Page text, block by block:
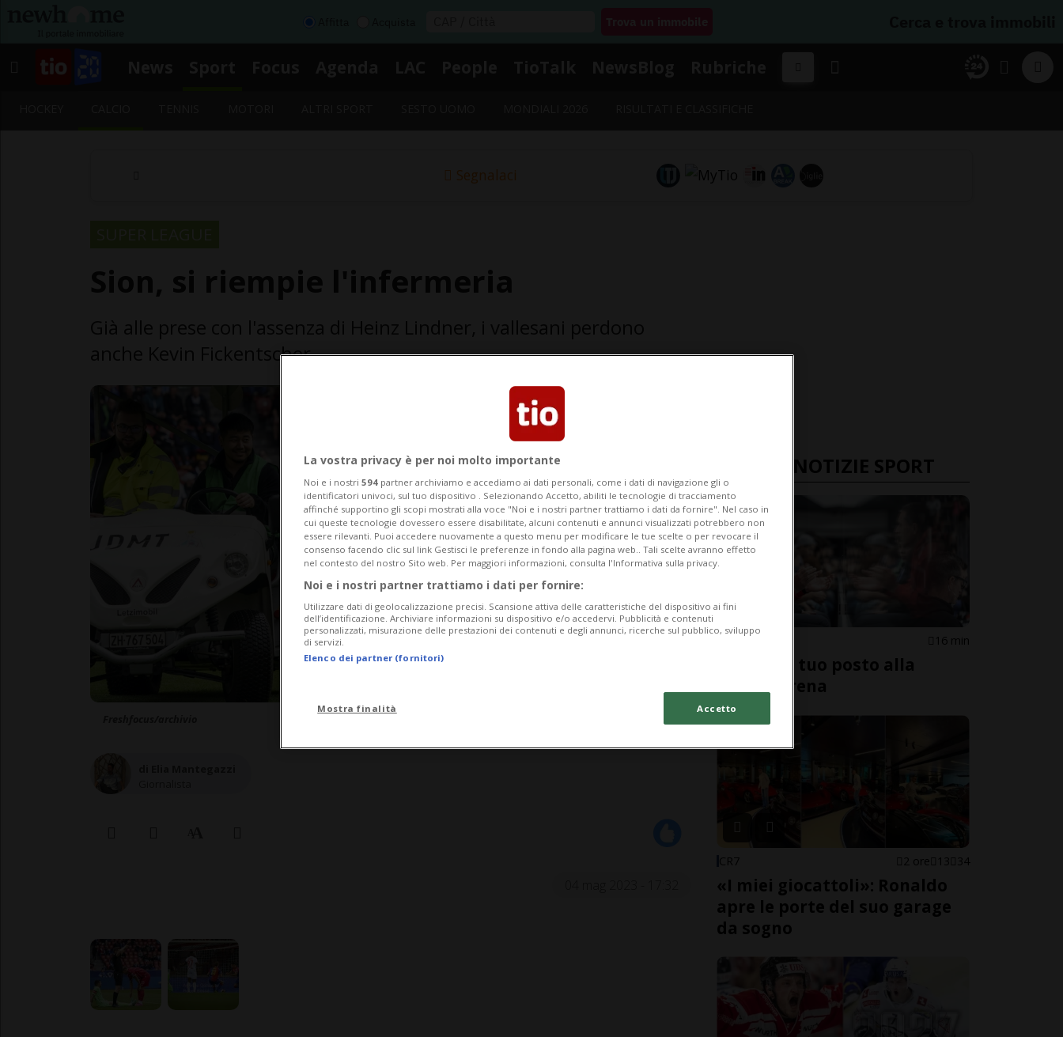
Segnalaci
anche Kevin Fickentscher.
ULTIME NOTIZIE SPORT
16 min
Riserva il tuo posto alla
Cornèr Arena
CR7 2 ore 13 34
«I miei giocattoli»: Ronaldo
apre le porte del suo garage
da sogno
La vostra privacy è per noi molto importante
Noi e i nostri 594 partner archiviamo e accediamo ai dati personali, come i dati di navigazione gli o
identificatori univoci, sul tuo dispositivo . Selezionando Accetto, abiliti le tecnologie di tracciamento
affinché supportino gli scopi mostrati alla voce "Noi e i nostri partner trattiamo i dati da fornire". Nel caso in
cui queste tecnologie dovessero essere disabilitate, alcuni contenuti e annunci visualizzati potrebbero non
essere rilevanti. Puoi accedere nuovamente a questo menu per modificare le tue scelte o per revocare il
consenso facendo clic sul link Gestisci le preferenze in fondo alla pagina web.. Tali scelte avranno effetto
nel contesto del nostro Sito web. Per maggiori informazioni, consulta l'Informativa sulla privacy.
Noi e i nostri partner trattiamo i dati per fornire:
Utilizzare dati di geolocalizzazione precisi. Scansione attiva delle caratteristiche del dispositivo ai fini
dell’identificazione. Archiviare informazioni su dispositivo e/o accedervi. Pubblicità e contenuti
personalizzati, misurazione delle prestazioni dei contenuti e degli annunci, ricerche sul pubblico, sviluppo
di servizi.
Elenco dei partner (fornitori)
Mostra finalità Accetto